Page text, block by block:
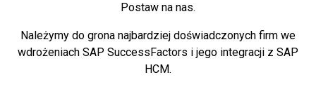
Postaw na nas.
Należymy do grona najbardziej doświadczonych firm we
wdrożeniach SAP SuccessFactors i jego integracji z SAP
HCM.